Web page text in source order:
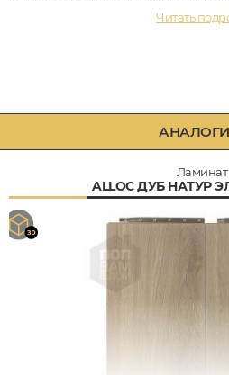
Читать
АНАЛОГИ
Ламинат
ALLOC ДУБ НАТУР